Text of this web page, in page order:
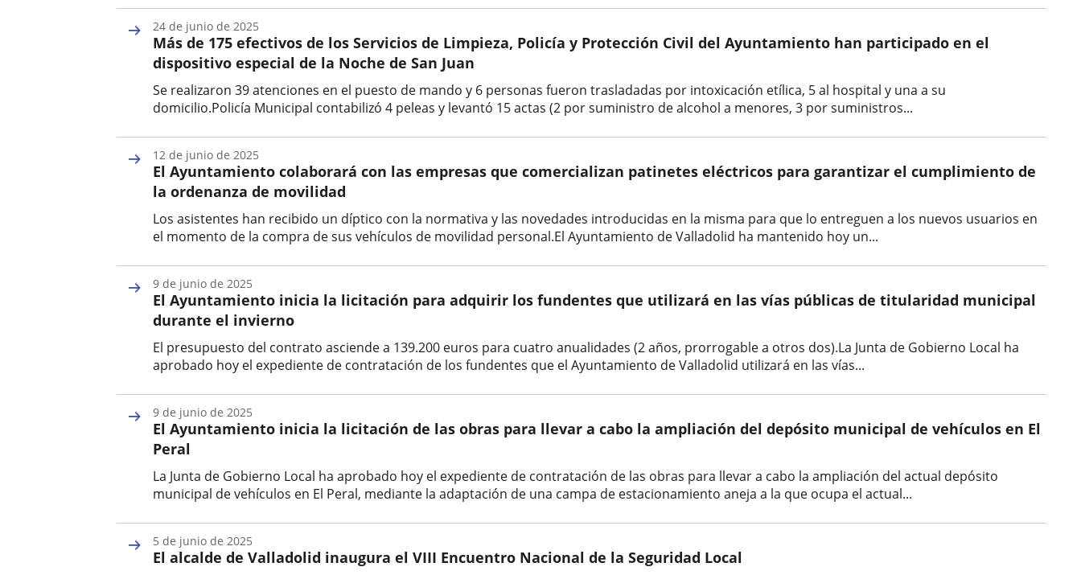
la
noticia
Más de 175 efectivos de los Servicios de Limpieza, Policía y Protección Civil del Ayuntamiento han participado en el
dispositivo especial de la Noche de San Juan
Se realizaron 39 atenciones en el puesto de mando y 6 personas fueron trasladadas por intoxicación etílica, 5 al hospital y una a su
domicilio.Policía Municipal contabilizó 4 peleas y levantó 15 actas (2 por suministro de alcohol a menores, 3 por suministros...
la
noticia
24 de junio de 2025
El Ayuntamiento colaborará con las empresas que comercializan patinetes eléctricos para garantizar el cumplimiento de
la ordenanza de movilidad
Los asistentes han recibido un díptico con la normativa y las novedades introducidas en la misma para que lo entreguen a los nuevos usuarios en
el momento de la compra de sus vehículos de movilidad personal.El Ayuntamiento de Valladolid ha mantenido hoy un...
la
noticia
12 de junio de 2025
El Ayuntamiento inicia la licitación para adquirir los fundentes que utilizará en las vías públicas de titularidad municipal
durante el invierno
El presupuesto del contrato asciende a 139.200 euros para cuatro anualidades (2 años, prorrogable a otros dos).La Junta de Gobierno Local ha
aprobado hoy el expediente de contratación de los fundentes que el Ayuntamiento de Valladolid utilizará en las vías...
la
noticia
9 de junio de 2025
El Ayuntamiento inicia la licitación de las obras para llevar a cabo la ampliación del depósito municipal de vehículos en El
Peral
La Junta de Gobierno Local ha aprobado hoy el expediente de contratación de las obras para llevar a cabo la ampliación del actual depósito
municipal de vehículos en El Peral, mediante la adaptación de una campa de estacionamiento aneja a la que ocupa el actual...
la
noticia
9 de junio de 2025
El alcalde de Valladolid inaugura el VIII Encuentro Nacional de la Seguridad Local
5 de junio de 2025